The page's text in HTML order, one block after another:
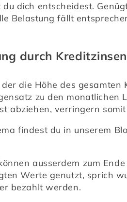
dich entscheidest.
Belastung fällt
durch Kreditzinsen
die Höhe des
zu den monatlichen
abziehen, verringern
findest du in unserem
ausserdem zum
Werte genutzt, sprich
bezahlt werden.